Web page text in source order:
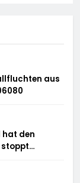
aus
hat den
stoppt